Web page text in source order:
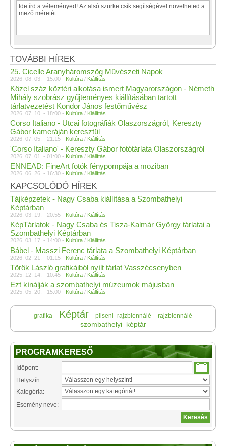
TOVÁBBI HÍREK
25. Cicelle Aranyháromszög Művészeti Napok
2026. 08. 03. - 15:00 - Kultúra / Kiállítás
Közel száz köztéri alkotása ismert Magyarországon - Németh
Mihály szobrász gyűjteményes kiállításában tartott
tárlatvezetést Kondor János festőművész
2026. 07. 10. - 18:00 - Kultúra / Kiállítás
Corso Italiano - Utcai fotográfiák Olaszországról, Kereszty
Gábor kameráján keresztül
2026. 07. 05. - 21:15 - Kultúra / Kiállítás
'Corso Italiano' - Kereszty Gábor fotótárlata Olaszországról
2026. 07. 01. - 01:00 - Kultúra / Kiállítás
ENNEAD: FineArt fotók fénypompája a moziban
2026. 06. 26. - 16:30 - Kultúra / Kiállítás
KAPCSOLÓDÓ HÍREK
Tájképzetek - Nagy Csaba kiállítása a Szombathelyi
Képtárban
2026. 03. 19. - 20:55 - Kultúra / Kiállítás
KépTárlatok - Nagy Csaba és Tisza-Kalmár György tárlatai a
Szombathelyi Képtárban
2026. 03. 17. - 14:00 - Kultúra / Kiállítás
Bábel - Masszi Ferenc tárlata a Szombathelyi Képtárban
2026. 02. 21. - 01:15 - Kultúra / Kiállítás
Török László grafikáiból nyílt tárlat Vasszécsenyben
2025. 12. 14. - 10:45 - Kultúra / Kiállítás
Ezt kínálják a szombathelyi múzeumok májusban
2025. 05. 20. - 15:00 - Kultúra / Kiállítás
grafika Képtár pilseni_rajzbiennálé rajzbiennálé
szombathelyi_képtár
PROGRAMKERESŐ
Időpont:
Helyszín:
Kategória:
Esemény neve: